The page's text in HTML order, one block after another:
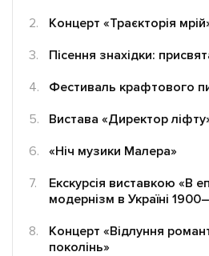
Зв'язатися з нами
[email protected] Реклама
Політика конфіденційності
Концерт «Траєкторія
Пісення знахідки:
Фестиваль крафтового
Вистава «Директор
«Ніч музики Малера»
Екскурсія виставкою «В
модернізм в Україні
Концерт «Відлуння
поколінь»